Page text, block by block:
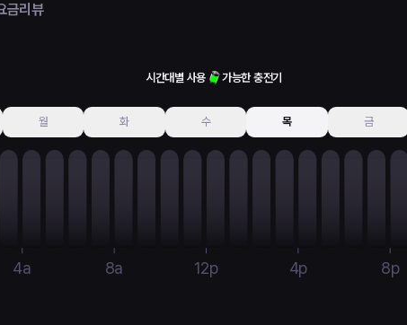
금리뷰
시간대별 사용 가능한 충전기
월 화 수 목 금
4a 8a 12p 4p 8p